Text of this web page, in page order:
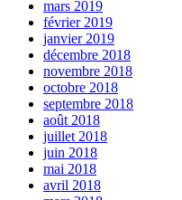
mars 2019
février 2019
janvier 2019
décembre 2018
novembre 2018
octobre 2018
septembre 2018
août 2018
juillet 2018
juin 2018
mai 2018
avril 2018